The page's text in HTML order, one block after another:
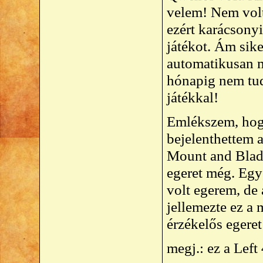
velem! Nem
ezért
játékot. Ám
automatikusan
hónapig nem
játékkal!
Emlékszem,
bejelenthettem
Mount and
egeret még.
volt egerem,
jellemezte ez a
érzékelős
megj.: ez a Left